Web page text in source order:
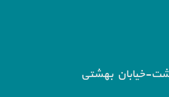
خیابان بهشتی